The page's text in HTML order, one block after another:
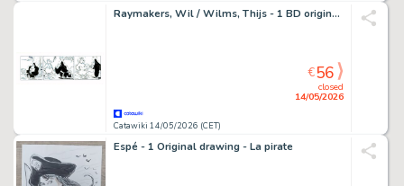
Raymakers, Wil / Wilms, Thijs - 1 BD originale - Boes - 1989
Catawiki 14/05/2026 (CET)
closed
14/05/2026
€56
Espé - 1 Original drawing - La pirate